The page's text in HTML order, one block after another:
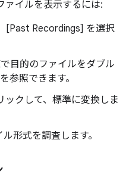
ァイルを表示するには:
[Past Recordings] を選択
目的のファイルをダブル
参照できます。
ックして、標準に変換しま
形式を調査します。